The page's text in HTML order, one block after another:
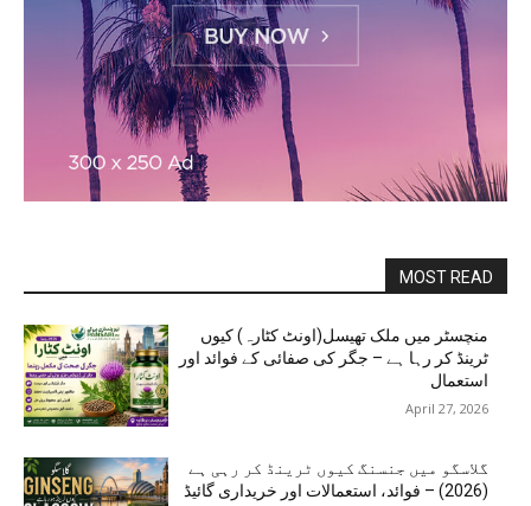
MOST READ
منچسٹر میں ملک تھیسل(اونٹ کٹارہ) کیوں
ٹرینڈ کر رہا ہے – جگر کی صفائی کے فوائد اور
استعمال
April 27, 2026
گلاسگو میں جنسنگ کیوں ٹرینڈ کر رہی ہے
(2026) – فوائد، استعمالات اور خریداری گائیڈ